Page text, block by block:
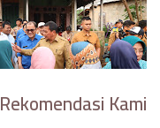
Rekomendasi Kami